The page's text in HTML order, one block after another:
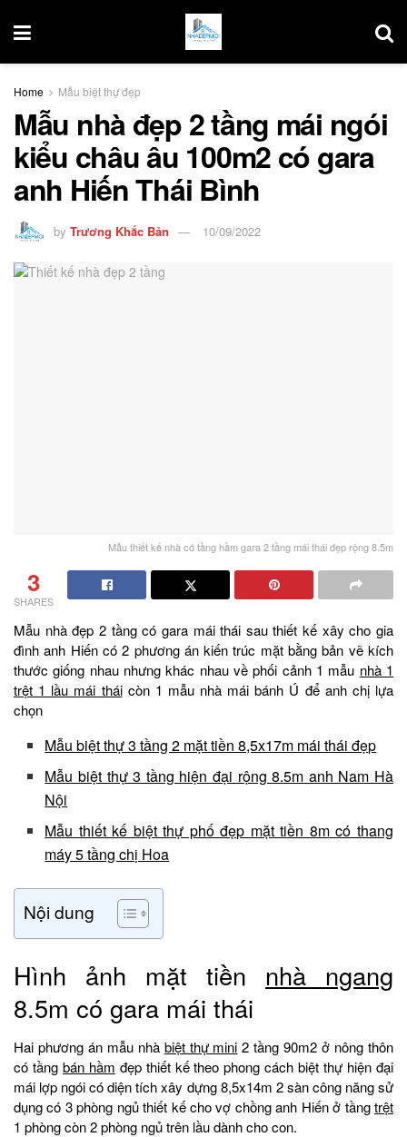
Home Mẫu biệt thự đẹp
Mẫu nhà đẹp 2 tầng mái ngói
kiểu châu âu 100m2 có gara
anh Hiến Thái Bình
by Trương Khắc Bản 10/09/2022
Mẫu thiết kế nhà có tầng hầm gara 2 tầng mái thái đẹp rộng 8.5m
3
SHARES
Mẫu nhà đẹp 2 tầng có gara mái thái sau thiết kế xây cho gia
đình anh Hiến có 2 phương án kiến trúc mặt bằng bản vẽ kích
thước giống nhau nhưng khác nhau về phối cảnh 1 mẫu nhà 1
trệt 1 lầu mái tháicòn 1 mẫu nhà mái bánh Ú để anh chị lựa
chọn
Mẫu biệt thự 3 tầng 2 mặt tiền 8,5x17m mái thái đẹp
Mẫu biệt thự 3 tầng hiện đại rộng 8.5m anh Nam Hà
Nội
Mẫu thiết kế biệt thự phố đẹp mặt tiền 8m có thang
máy 5 tầng chị Hoa
Nội dung
Hình ảnh mặt tiền nhà ngang
8.5m có gara mái thái
Hai phương án mẫu nhà biệt thự mini 2 tầng 90m2 ở nông thôn
có tầng bán hầm đẹp thiết kế theo phong cách biệt thự hiện đại
mái lợp ngói có diện tích xây dựng 8,5x14m 2 sàn công năng sử
dụng có 3 phòng ngủ thiết kế cho vợ chồng anh Hiến ở tầngtrệt
1 phòng còn 2 phòng ngủ trên lầu dành cho con.